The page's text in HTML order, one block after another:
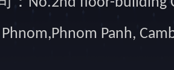
Panh,